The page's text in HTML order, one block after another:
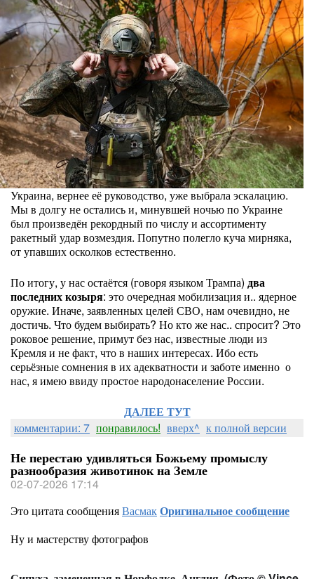
Украина, вернее её руководство, уже выбрала эскалацию.
Мы в долгу не остались и, минувшей ночью по Украине
был произведён рекордный по числу и ассортименту
ракетный удар возмездия. Попутно полегло куча мирняка,
от упавших осколков естественно.
По итогу, у нас остаётся (говоря языком Трампа) два
последних козыря: это очередная мобилизация и.. ядерное
оружие. Иначе, заявленных целей СВО, нам очевидно, не
достичь. Что будем выбирать? Но кто же нас.. спросит? Это
роковое решение, примут без нас, известные люди из
Кремля и не факт, что в наших интересах. Ибо есть
серьёзные сомнения в их адекватности и заботе именно о
нас, я имею ввиду простое народонаселение России.
ДАЛЕЕ ТУТ
комментарии: 7 понравилось! вверх^ к полной версии
Не перестаю удивляться Божьему промыслу
разнообразия животинок на Земле
02-07-2026 17:14
Это цитата сообщенияВасмакОригинальное сообщение
Ну и мастерству фотографов